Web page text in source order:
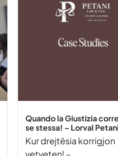
Quando la Giustizia
se stessa! – Lorval Petani
Kur drejtësia korrigjon